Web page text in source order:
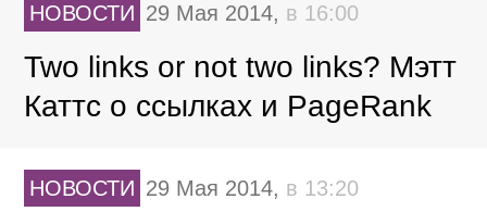
НОВОСТИ 29 Мая 2014, в 16:00
Two links or not two links? Мэтт
Каттс о ссылках и PageRank
НОВОСТИ 29 Мая 2014, в 13:20